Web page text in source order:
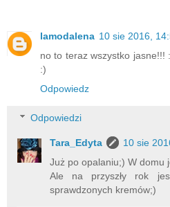
lamodalena 10 sie 2016,
no to teraz wszystko jasne!!!
:)
Odpowiedz
Odpowiedzi
Tara_Edyta
10 sie
Już po opalaniu;) W domu
Ale na przyszły rok
sprawdzonych kremów;)